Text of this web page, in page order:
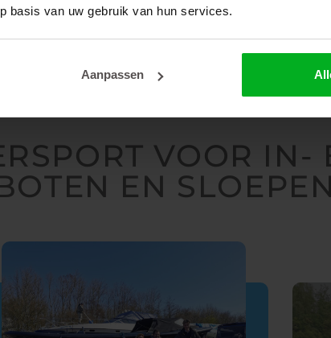
basis van uw gebruik van hun services.
Aanpassen
VOOR IN-
EN SLOEPEN